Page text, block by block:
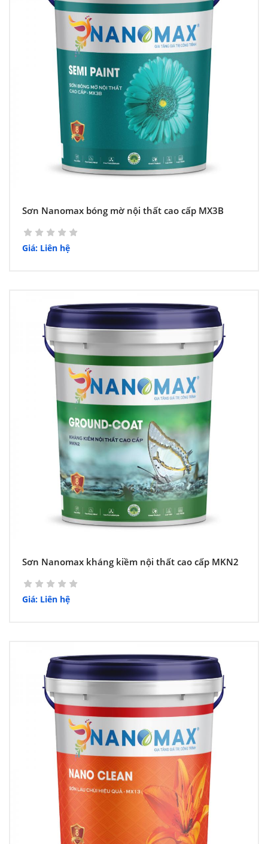
Sơn Nanomax bóng mờ nội thất cao cấp MX3B
Giá: Liên hệ
Sơn Nanomax kháng kiềm nội thất cao cấp MKN2
Giá: Liên hệ